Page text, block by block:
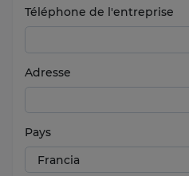
Téléphone de l'entreprise
Adresse
Pays